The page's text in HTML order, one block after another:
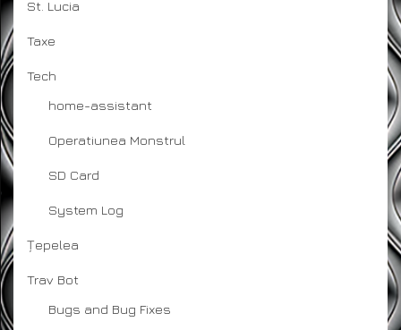
St. Lucia
Taxe
Tech
home-assistant
Operatiunea Monstrul
SD Card
System Log
Țepelea
Trav Bot
Bugs and Bug Fixes